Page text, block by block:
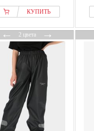
КУПИТЬ
←2 цвета→